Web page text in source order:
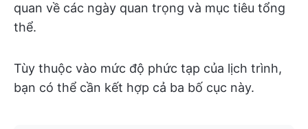
quan về các ngày quan trọng và mục tiêu tổng
thể.
Tùy thuộc vào mức độ phức tạp của lịch trình,
bạn có thể cần kết hợp cả ba bố cục này.